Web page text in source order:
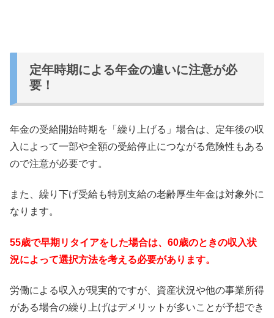
定年時期による年金の違いに注意が必
要！
年金の受給開始時期を「繰り上げる」場合は、定年後の収
入によって一部や全額の受給停止につながる危険性もある
ので注意が必要です。
また、繰り下げ受給も特別支給の老齢厚生年金は対象外に
なります。
55歳で早期リタイアをした場合は、60歳のときの収入状
況によって選択方法を考える必要があります。
労働による収入が現実的ですが、資産状況や他の事業所得
がある場合の繰り上げはデメリットが多いことが予想でき